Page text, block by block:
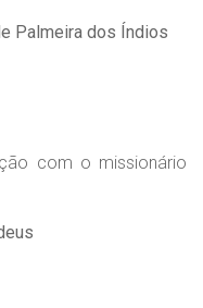
Palmeira dos Índios
com o missionário